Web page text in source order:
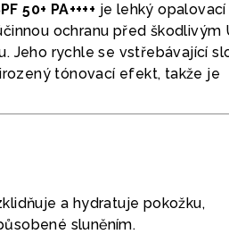
50+ PA++++ je lehký
ochranu před škodlivým
Jeho rychle se vstřebávající
tónovací efekt, takže je
a hydratuje pokožku,
sluněním.